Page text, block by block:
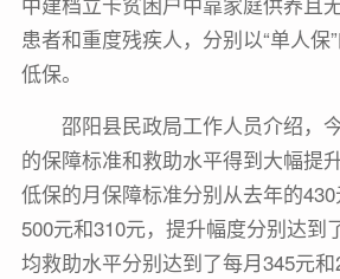
患者和重度残疾人，分别以“单人保
低保。
邵阳县民政局工作人员介绍，
的保障标准和救助水平得到大幅提
低保的月保障标准分别从去年的
500元和310元，提升幅度分别达到
均救助水平分别达到了每月345元